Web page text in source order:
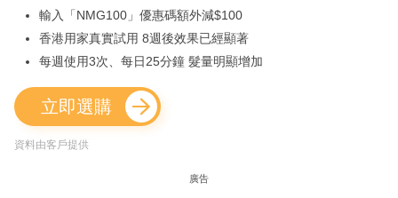
輸入「NMG100」優惠碼額外減$100
香港用家真實試用 8週後效果已經顯著
每週使用3次、每日25分鐘 髮量明顯增加
立即選購
資料由客戶提供
廣告